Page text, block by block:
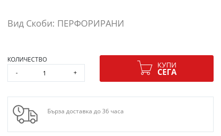
Вид Скоби: ПЕРФОРИРАНИ
КОЛИЧЕСТВО
-
+
КУПИ
СЕГА
Бърза доставка до 36 часа